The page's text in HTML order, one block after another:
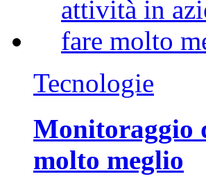
Tecnologie
Monitoraggio
molto meglio